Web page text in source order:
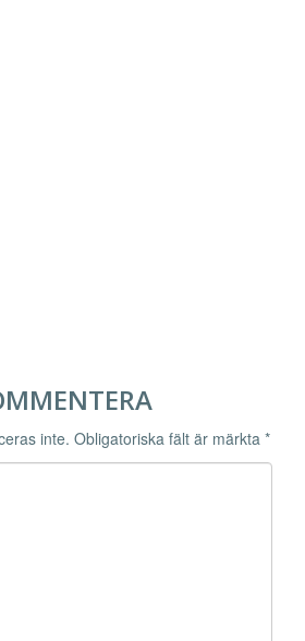
inte. Obligatoriska fält är märkta *